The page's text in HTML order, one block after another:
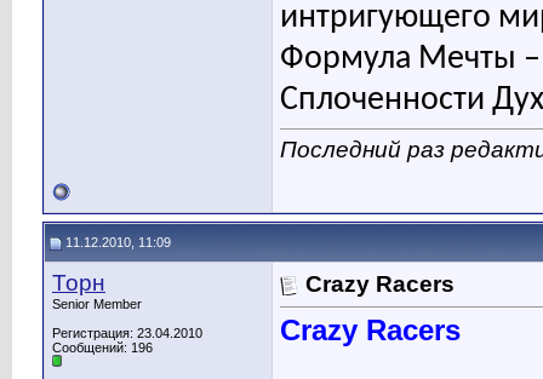
интригующего
Формула Мечты
Сплоченности
Последний раз
11.12.2010, 11:09
Торн
Senior Member
Регистрация: 23.04.2010
Сообщений: 196
Crazy Racers
Crazy Racers